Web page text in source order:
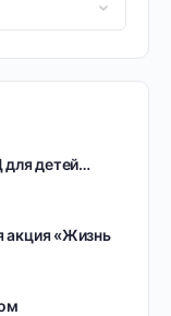
детей…
акция «Жизнь